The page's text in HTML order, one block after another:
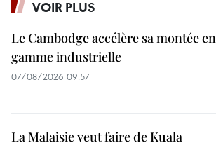
VOIR PLUS
Le Cambodge accélère sa montée en
gamme industrielle
07/08/2026 09:57
La Malaisie veut faire de Kuala